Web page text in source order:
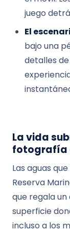
juego
El
bajo una
detalles
La vida
fotografía
Las aguas
Reserva
que regala
superficie
incluso a los